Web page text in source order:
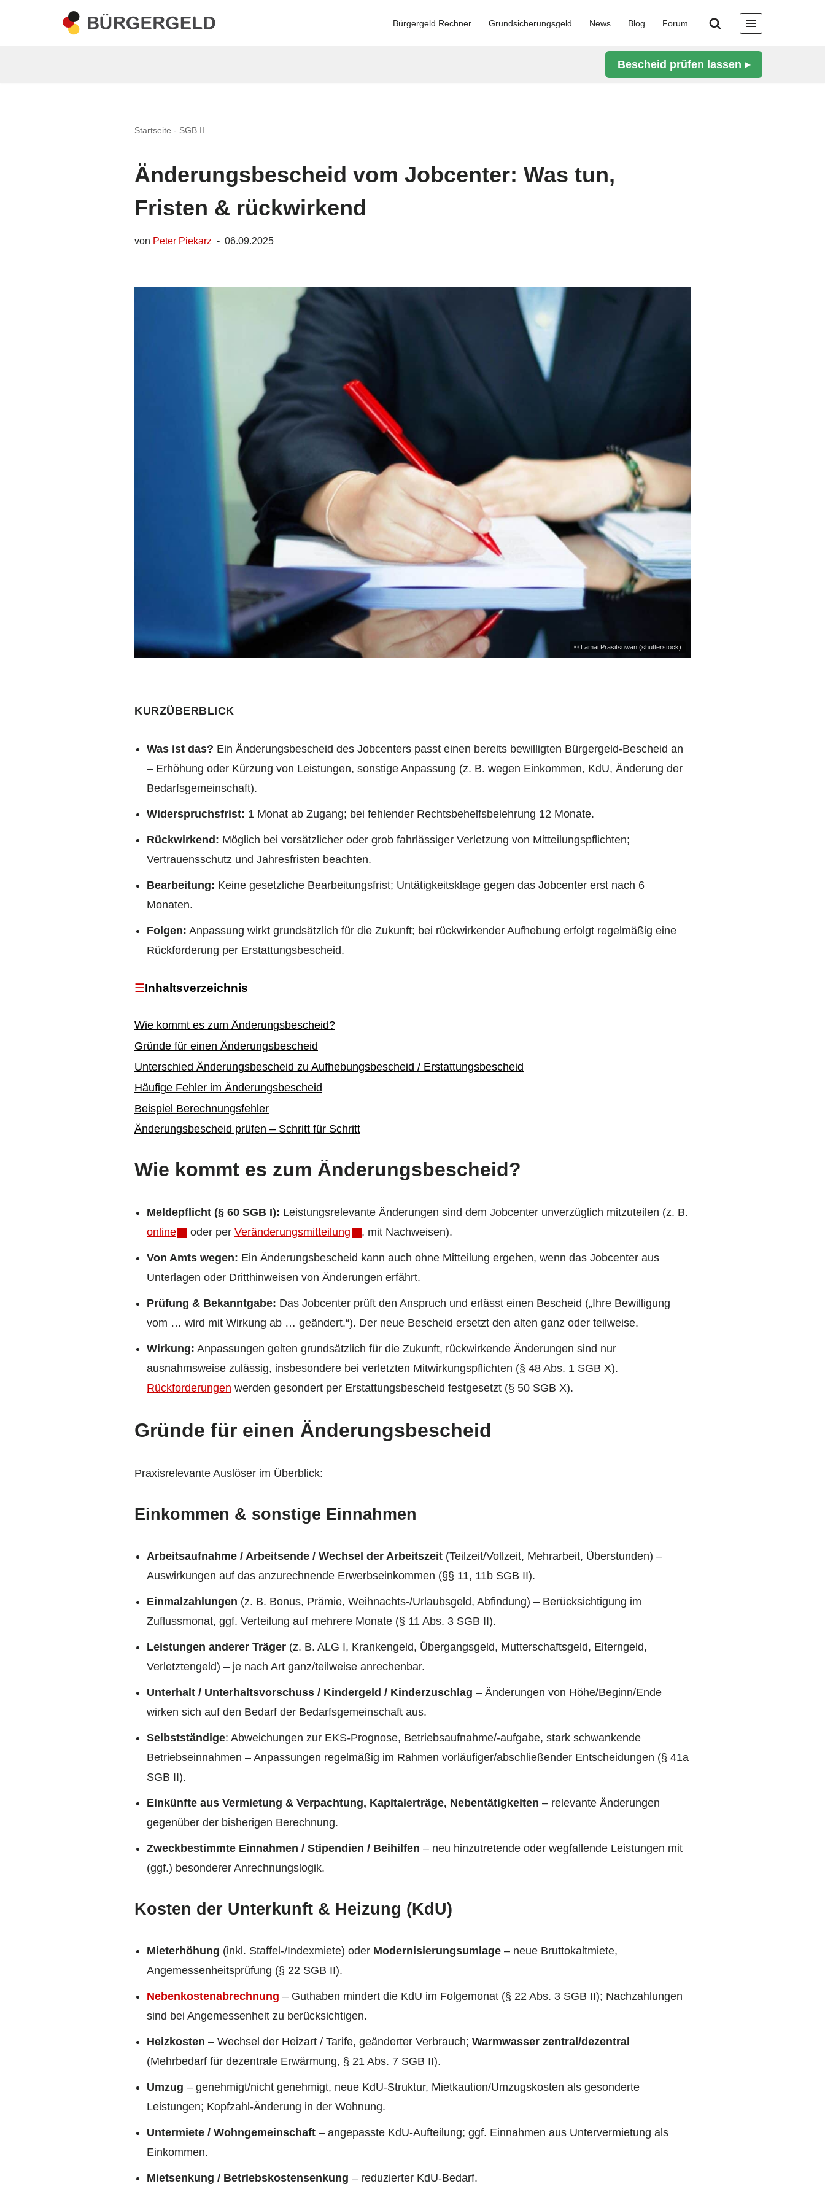
Bürgergeld Rechner Grundsicherungsgeld News Blog Forum
Bescheid prüfen lassen ▸
Startseite - SGB II
Änderungsbescheid vom Jobcenter: Was tun,
Fristen & rückwirkend
von Peter Piekarz 06.09.2025
© Lamai Prasitsuwan (shutterstock)
KURZÜBERBLICK
Was ist das? Ein Änderungsbescheid des Jobcenters passt einen bereits bewilligten Bürgergeld-Bescheid an
– Erhöhung oder Kürzung von Leistungen, sonstige Anpassung (z. B. wegen Einkommen, KdU, Änderung der
Bedarfsgemeinschaft).
Widerspruchsfrist: 1 Monat ab Zugang; bei fehlender Rechtsbehelfsbelehrung 12 Monate.
Rückwirkend: Möglich bei vorsätzlicher oder grob fahrlässiger Verletzung von Mitteilungspflichten;
Vertrauensschutz und Jahresfristen beachten.
Bearbeitung: Keine gesetzliche Bearbeitungsfrist; Untätigkeitsklage gegen das Jobcenter erst nach 6
Monaten.
Folgen: Anpassung wirkt grundsätzlich für die Zukunft; bei rückwirkender Aufhebung erfolgt regelmäßig eine
Rückforderung per Erstattungsbescheid.
Inhaltsverzeichnis
Wie kommt es zum Änderungsbescheid?
Gründe für einen Änderungsbescheid
Unterschied Änderungsbescheid zu Aufhebungsbescheid / Erstattungsbescheid
Häufige Fehler im Änderungsbescheid
Beispiel Berechnungsfehler
Änderungsbescheid prüfen – Schritt für Schritt
Wie kommt es zum Änderungsbescheid?
Meldepflicht (§ 60 SGB I): Leistungsrelevante Änderungen sind dem Jobcenter unverzüglich mitzuteilen (z. B.
online
oder per Veränderungsmitteilung , mit Nachweisen).
Von Amts wegen: Ein Änderungsbescheid kann auch ohne Mitteilung ergehen, wenn das Jobcenter aus
Unterlagen oder Dritthinweisen von Änderungen erfährt.
Prüfung & Bekanntgabe: Das Jobcenter prüft den Anspruch und erlässt einen Bescheid („Ihre Bewilligung
vom … wird mit Wirkung ab … geändert.“). Der neue Bescheid ersetzt den alten ganz oder teilweise.
Wirkung: Anpassungen gelten grundsätzlich für die Zukunft, rückwirkende Änderungen sind nur
ausnahmsweise zulässig, insbesondere bei verletzten Mitwirkungspflichten (§ 48 Abs. 1 SGB X).
Rückforderungen werden gesondert per Erstattungsbescheid festgesetzt (§ 50 SGB X).
Gründe für einen Änderungsbescheid
Praxisrelevante Auslöser im Überblick:
Einkommen & sonstige Einnahmen
Arbeitsaufnahme / Arbeitsende / Wechsel der Arbeitszeit (Teilzeit/Vollzeit, Mehrarbeit, Überstunden) –
Auswirkungen auf das anzurechnende Erwerbseinkommen (§§ 11, 11b SGB II).
Einmalzahlungen (z. B. Bonus, Prämie, Weihnachts-/Urlaubsgeld, Abfindung) – Berücksichtigung im
Zuflussmonat, ggf. Verteilung auf mehrere Monate (§ 11 Abs. 3 SGB II).
Leistungen anderer Träger (z. B. ALG I, Krankengeld, Übergangsgeld, Mutterschaftsgeld, Elterngeld,
Verletztengeld) – je nach Art ganz/teilweise anrechenbar.
Unterhalt / Unterhaltsvorschuss / Kindergeld / Kinderzuschlag – Änderungen von Höhe/Beginn/Ende
wirken sich auf den Bedarf der Bedarfsgemeinschaft aus.
Selbstständige: Abweichungen zur EKS-Prognose, Betriebsaufnahme/-aufgabe, stark schwankende
Betriebseinnahmen – Anpassungen regelmäßig im Rahmen vorläufiger/abschließender Entscheidungen (§ 41a
SGB II).
Einkünfte aus Vermietung & Verpachtung, Kapitalerträge, Nebentätigkeiten – relevante Änderungen
gegenüber der bisherigen Berechnung.
Zweckbestimmte Einnahmen / Stipendien / Beihilfen – neu hinzutretende oder wegfallende Leistungen mit
(ggf.) besonderer Anrechnungslogik.
Kosten der Unterkunft & Heizung (KdU)
Mieterhöhung (inkl. Staffel-/Indexmiete) oder Modernisierungsumlage – neue Bruttokaltmiete,
Angemessenheitsprüfung (§ 22 SGB II).
Nebenkostenabrechnung – Guthaben mindert die KdU im Folgemonat (§ 22 Abs. 3 SGB II); Nachzahlungen
sind bei Angemessenheit zu berücksichtigen.
Heizkosten – Wechsel der Heizart / Tarife, geänderter Verbrauch; Warmwasser zentral/dezentral
(Mehrbedarf für dezentrale Erwärmung, § 21 Abs. 7 SGB II).
Umzug – genehmigt/nicht genehmigt, neue KdU-Struktur, Mietkaution/Umzugskosten als gesonderte
Leistungen; Kopfzahl-Änderung in der Wohnung.
Untermiete / Wohngemeinschaft – angepasste KdU-Aufteilung; ggf. Einnahmen aus Untervermietung als
Einkommen.
Mietsenkung / Betriebskostensenkung – reduzierter KdU-Bedarf.